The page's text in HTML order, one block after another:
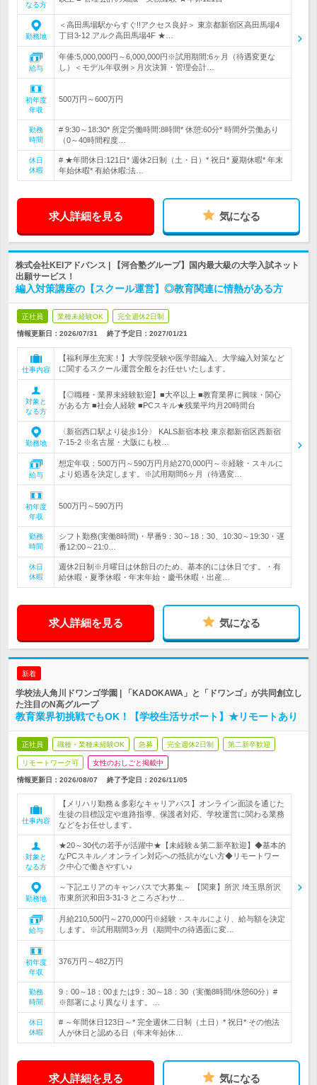
なる方
勤務地
＜高田馬場駅からすぐ!!アクセス良好＞ 東京都新宿区高田馬場4
丁目3-12 アルク高田馬場4F ★…
給与
年俸:5,000,000円～6,000,000円※試用期間:6ヶ月（待遇変更な
し）＜モデル年収例＞月次決算・管理会計…
初年度
年収
500万円～600万円
勤務
時間
# 9:30～18:30* 所定労働時間:8時間* 休憩:60分* 時間外労働あり
（0～40時間程度…
休日
休暇
# ★年間休日:121日* 週休2日制（土・日）* 祝日* 夏期休暇* 年末
年始休暇* 有給休暇:法…
求人詳細を見る 気になる
株式会社KEIアドバンス | 【河合塾グループ】国内最大級の大学入試ネット
出願サービス！
編入対策講座の【スクール運営】◎教育関連に情熱がある方
正社員 業種未経験OK 完全週休2日制
情報更新日：2026/07/31 終了予定日： 2027/01/21
仕事内容
【福利厚生充実！】大学院受験や医学部編入、大学編入対策など
に関するスクール運営全般をお任せいたします。
対象と
なる方
【◎職種・業界未経験歓迎】■大卒以上 ■教育業界に興味・関心
がある方 ■社会人経験 ■PCスキル★残業平均月20時間台
勤務地
〈新宿西口駅より徒歩1分〉 KALS新宿本校 東京都新宿区西新宿
7-15-2 ※名古屋・大阪にも校…
給与
想定年収：500万円～590万円月給270,000円～※経験・スキルに
より処遇を決定します。※試用期間6ヶ月（待遇変…
初年度
年収
500万円～590万円
勤務
時間
シフト勤務(実働8時間)・早番9：30～18：30、10:30～19:30・遅
番12:00～21:0…
休日
休暇
週休2日制※月曜日は休館日のため、基本的には休日です。・有
給休暇・夏季休暇・年末年始・慶弔休暇・出産…
求人詳細を見る 気になる
新着
学校法人角川ドワンゴ学園 | 「KADOKAWA」と「ドワンゴ」が共同創立し
た注目のN高グループ
教育業界初挑戦でもOK！【学校生活サポート】★リモートあり
正社員 職種・業種未経験OK 急募 完全週休2日制 第二新卒歓迎
リモートワーク可 女性のおしごと掲載中
情報更新日：2026/08/07 終了予定日： 2026/11/05
仕事内容
【メリハリ勤務＆多彩なキャリアパス】オンライン面談を通じた
生徒の目標設定や進路指導、保護者対応、学校運営に関わる業務
などをお任せします。
対象と
なる方
★20～30代の若手が活躍中★【未経験＆第二新卒歓迎】◆基本的
なPCスキル／オンライン対応への抵抗がない方◆リモートワー
ク中心で働きやすい♪
勤務地
～下記エリアのキャンパスで大募集～ 【関東】所沢 埼玉県所沢
市東所沢和田3-31-3 ところざわサ…
給与
月給210,500円～270,000円※経験・スキルにより、給与額を決定
します。※試用期間3ヶ月（期間中の待遇面に変…
初年度
年収
376万円～482万円
勤務
時間
9：00～18：00または9：30～18：30（実働8時間/休憩60分）#
※部署により異なります。…
休日
休暇
# ～年間休日123日～* 完全週休二日制（土日）* 祝日* その他法
人が休日と認める日（年末年始休…
求人詳細を見る 気になる